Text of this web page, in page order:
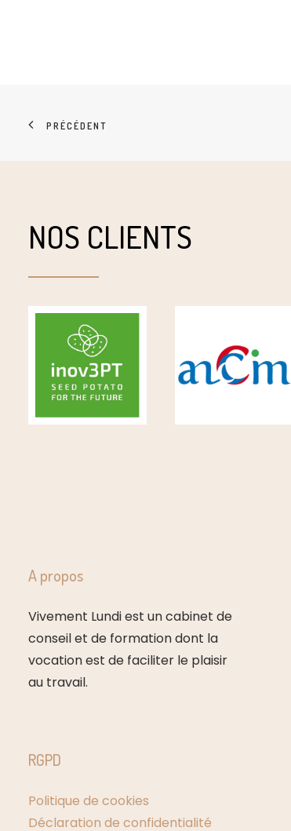
PRÉCÉDENT
NOS CLIENTS
A propos
Vivement Lundi est un cabinet de
conseil et de formation dont la
vocation est de faciliter le plaisir
au travail.
RGPD
Politique de cookies
Déclaration de confidentialité